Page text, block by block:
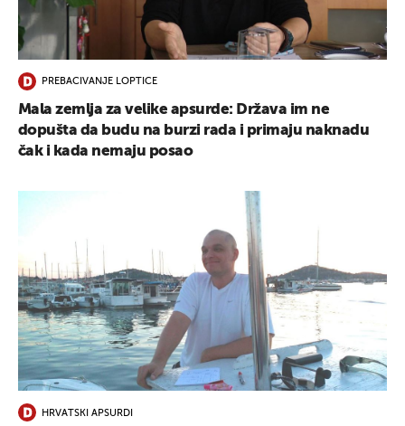
PREBACIVANJE LOPTICE
Mala zemlja za velike apsurde: Država im ne
dopušta da budu na burzi rada i primaju naknadu
čak i kada nemaju posao
HRVATSKI APSURDI